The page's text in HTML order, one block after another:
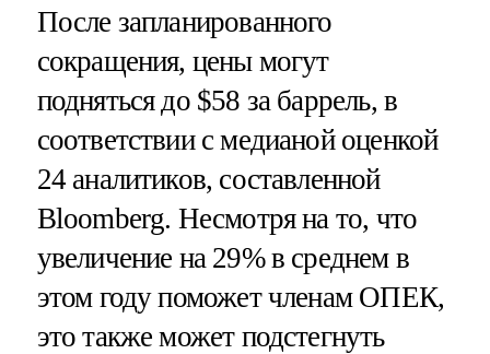
После запланированного
сокращения, цены могут
подняться до $58 за баррель, в
соответствии с медианой оценкой
24 аналитиков, составленной
Bloomberg. Несмотря на то, что
увеличение на 29% в среднем в
этом году поможет членам ОПЕК,
это также может подстегнуть